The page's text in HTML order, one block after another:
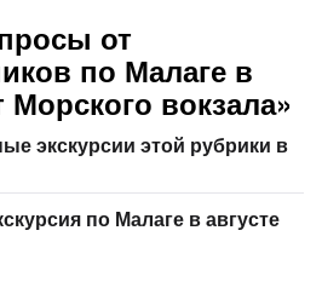
от
по Малаге в
Морского вокзала»
экскурсии этой рубрики в
по Малаге в августе